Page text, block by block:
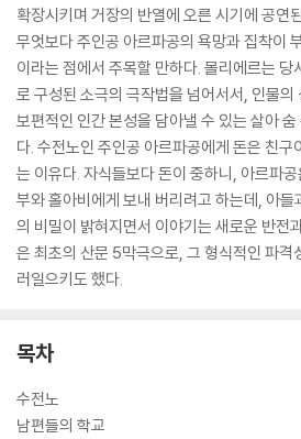
확장시키며 거장의 반열에 오른 시기에 공연
무엇보다 주인공 아르파공의 욕망과 집착이
이라는 점에서 주목할 만하다. 몰리에르는
로 구성된 소극의 극작법을 넘어서서, 인물의
보편적인 인간 본성을 담아낼 수 있는 살아
다. 수전노인 주인공 아르파공에게 돈은 친
는 이유다. 자식들보다 돈이 중하니, 아르파
부와 홀아비에게 보내 버리려고 하는데, 아들
의 비밀이 밝혀지면서 이야기는 새로운 반전
은 최초의 산문 5막극으로, 그 형식적인 파격
러일으키도 했다.
목차
수전노
남편들의 학교